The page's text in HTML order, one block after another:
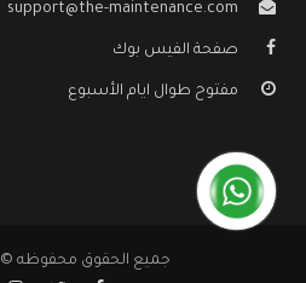
support@the-maintenance.com
صفحة الفيس بوك
مفتوح طوال ايام الأسبوع
جميع الحقوق محفوظه ©